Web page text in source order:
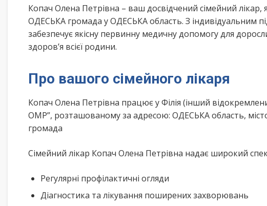
Копач Олена Петрівна – ваш досвідчений сімейний
ОДЕСЬКА громада у ОДЕСЬКА область. З індивідуальним
забезпечує якісну первинну медичну допомогу для
здоров’я всієї родини.
Про вашого сімейного лікаря
Копач Олена Петрівна працює у Філія (інший
ОМР”, розташованому за адресою: ОДЕСЬКА область,
громада
Сімейний лікар Копач Олена Петрівна надає широкий
Регулярні профілактичні огляди
Діагностика та лікування поширених захворювань